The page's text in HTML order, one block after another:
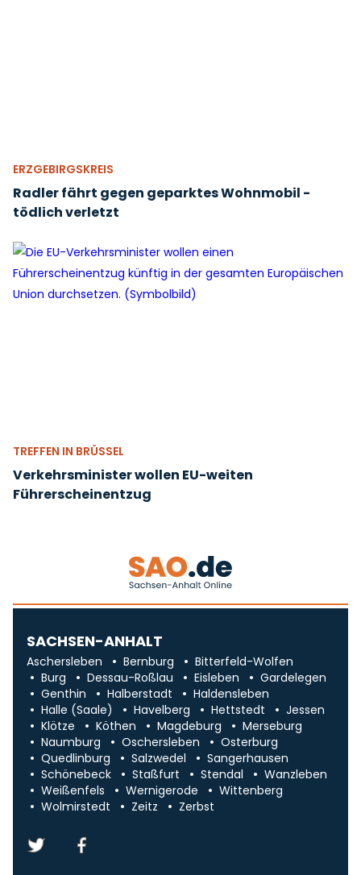
ERZGEBIRGSKREIS
Radler fährt gegen geparktes Wohnmobil -
tödlich verletzt
TREFFEN IN BRÜSSEL
Verkehrsminister wollen EU-weiten
Führerscheinentzug
SACHSEN-ANHALT
Aschersleben Bernburg
Bitterfeld-Wolfen
Burg
Dessau-Roßlau Eisleben
Gardelegen
Genthin
Halberstadt
Haldensleben
Halle (Saale)
Havelberg Hettstedt
Jessen
Klötze
Köthen Magdeburg
Merseburg
Naumburg
Oschersleben
Osterburg
Quedlinburg
Salzwedel
Sangerhausen
Schönebeck
Staßfurt Stendal
Wanzleben
Weißenfels
Wernigerode
Wittenberg
Wolmirstedt
Zeitz Zerbst